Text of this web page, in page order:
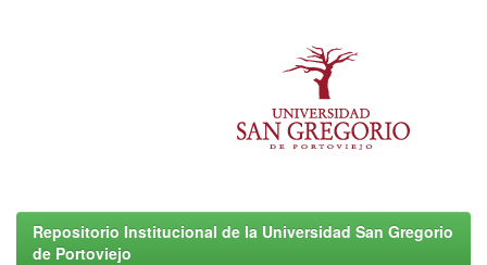
Repositorio Institucional de la Universidad San Gregorio
de Portoviejo